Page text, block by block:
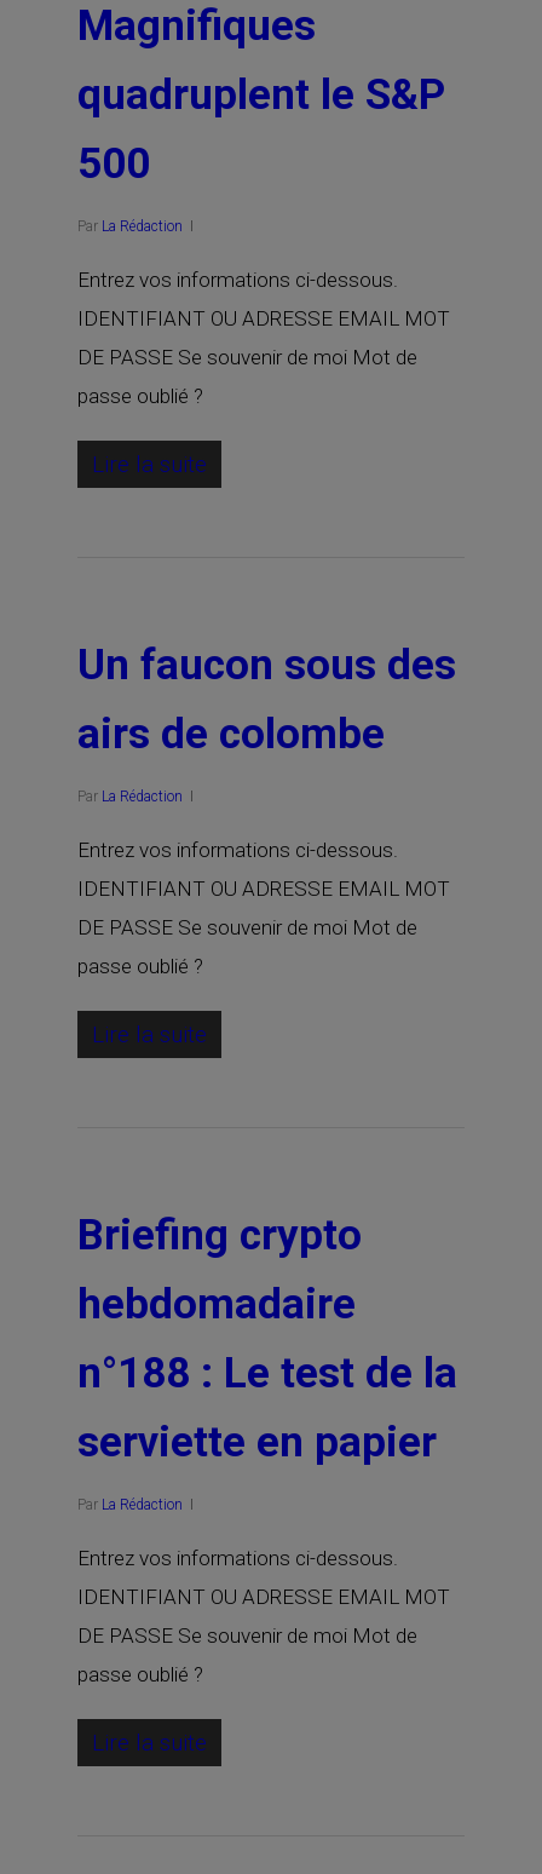
Magnifiques
quadruplent le S&P
500
Par La Rédaction
Entrez vos informations ci-dessous.
IDENTIFIANT OU ADRESSE EMAIL MOT
DE PASSE Se souvenir de moi Mot de
passe oublié ?
Lire la suite
Un faucon sous des
airs de colombe
Par La Rédaction
Entrez vos informations ci-dessous.
IDENTIFIANT OU ADRESSE EMAIL MOT
DE PASSE Se souvenir de moi Mot de
passe oublié ?
Lire la suite
Briefing crypto
hebdomadaire
n°188 : Le test de la
serviette en papier
Par La Rédaction
Entrez vos informations ci-dessous.
IDENTIFIANT OU ADRESSE EMAIL MOT
DE PASSE Se souvenir de moi Mot de
passe oublié ?
Lire la suite